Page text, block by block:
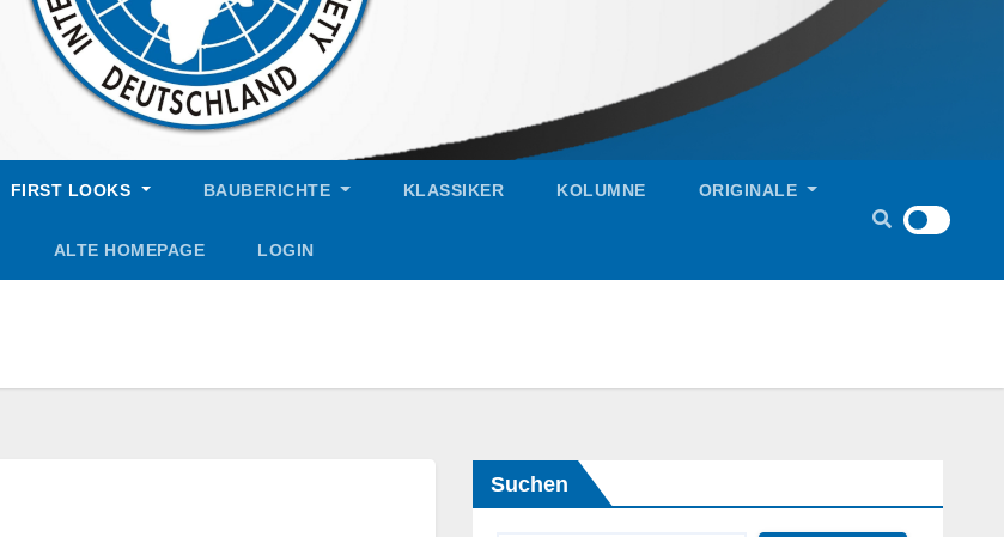
FIRST LOOKS BAUBERICHTE KLASSIKER KOLUMNE ORIGINALE
ALTE HOMEPAGE LOGIN
Suchen